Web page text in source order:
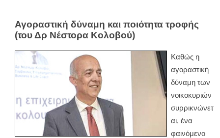
Αγοραστική δύναμη και ποιότητα τροφής
(του Δρ Νέστορα Κολοβού)
Καθώς η
αγοραστική
δύναμη των
νοικοκυριών
συρρικνώνετ
αι, ένα
φαινόμενο